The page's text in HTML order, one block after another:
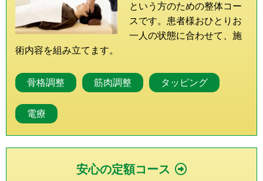
という方のための整体コー
スです。患者様おひとりお
一人の状態に合わせて、施
術内容を組み立てます。
骨格調整 筋肉調整 タッピング
電療
安心の定額コース